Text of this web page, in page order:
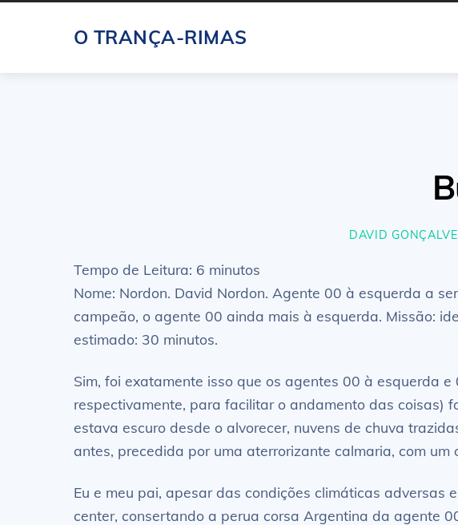
O TRANÇA-RIMAS
DAVID
Tempo de Leitura: 6 minutos
Nome: Nordon. David Nordon. Agente 00 à esquerda a
campeão, o agente 00 ainda mais à esquerda. Missão:
estimado: 30 minutos.
Sim, foi exatamente isso que os agentes 00 à esquerda
respectivamente, para facilitar o andamento das coisas)
estava escuro desde o alvorecer, nuvens de chuva
antes, precedida por uma aterrorizante calmaria, com um
Eu e meu pai, apesar das condições climáticas
center, consertando a perua corsa Argentina da agente